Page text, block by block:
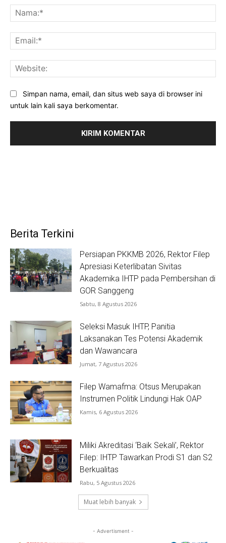
Simpan nama, email, dan situs web saya di browser ini
untuk lain kali saya berkomentar.
Berita Terkini
Persiapan PKKMB 2026, Rektor Filep
Apresiasi Keterlibatan Sivitas
Akademika IHTP pada Pembersihan di
GOR Sanggeng
Sabtu, 8 Agustus 2026
Seleksi Masuk IHTP, Panitia
Laksanakan Tes Potensi Akademik
dan Wawancara
Jumat, 7 Agustus 2026
Filep Wamafma: Otsus Merupakan
Instrumen Politik Lindungi Hak OAP
Kamis, 6 Agustus 2026
Miliki Akreditasi ‘Baik Sekali’, Rektor
Filep: IHTP Tawarkan Prodi S1 dan S2
Berkualitas
Rabu, 5 Agustus 2026
Muat lebih banyak
- Advertisment -